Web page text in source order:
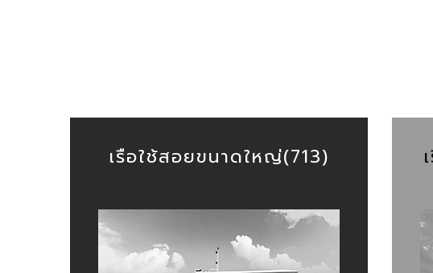
เรือใช้สอยขนาดใหญ่(713)